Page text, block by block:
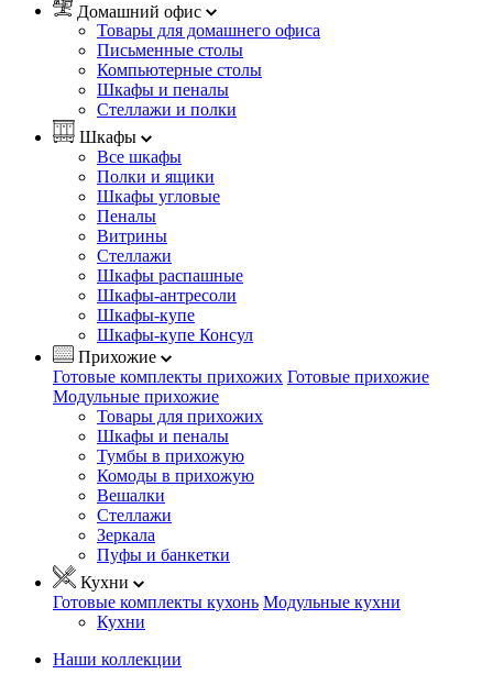
Домашний офис
Товары для домашнего офиса
Письменные столы
Компьютерные столы
Шкафы и пеналы
Стеллажи и полки
Шкафы
Все шкафы
Полки и ящики
Шкафы угловые
Пеналы
Витрины
Стеллажи
Шкафы распашные
Шкафы-антресоли
Шкафы-купе
Шкафы-купе Консул
Прихожие
Готовые комплекты прихожих Готовые прихожие
Модульные прихожие
Товары для прихожих
Шкафы и пеналы
Тумбы в прихожую
Комоды в прихожую
Вешалки
Стеллажи
Зеркала
Пуфы и банкетки
Кухни
Готовые комплекты кухонь Модульные кухни
Кухни
Наши коллекции